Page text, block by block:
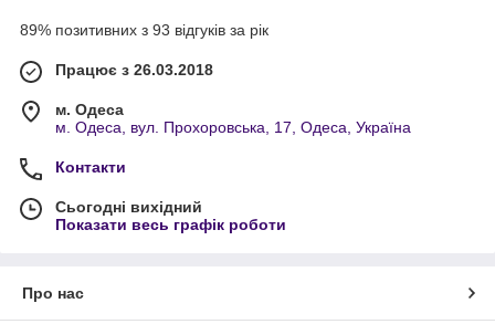
89% позитивних з 93 відгуків за рік
Працює з 26.03.2018
м. Одеса
м. Одеса, вул. Прохоровська, 17, Одеса, Україна
Контакти
Сьогодні вихідний
Показати весь графік роботи
Про нас